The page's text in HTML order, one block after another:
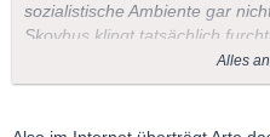
sozialistische Ambiente gar
Skovhus klingt tatsächlich
verängstigt, Giovanni sucht
Alles